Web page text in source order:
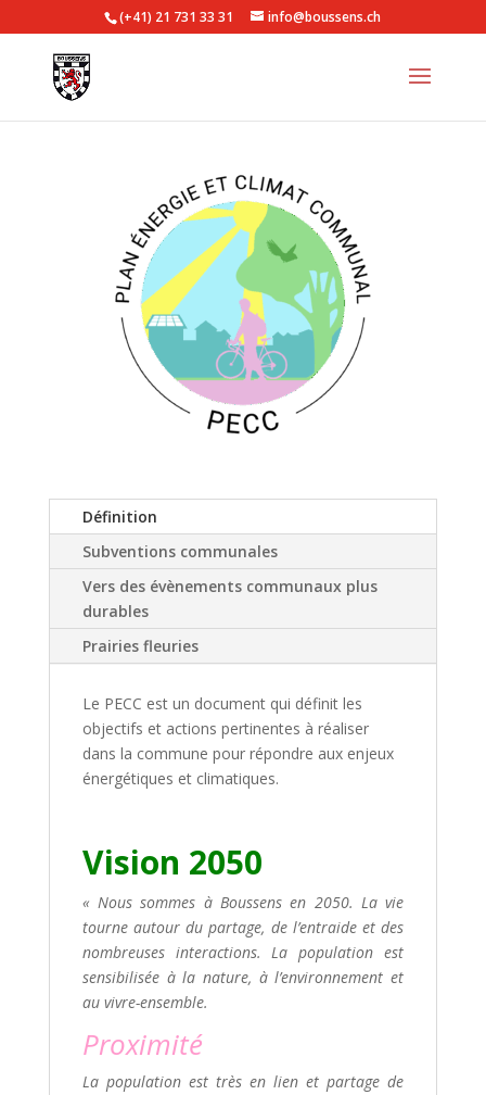
(+41) 21 731 33 31 info@boussens.ch
Définition
Subventions communales
Vers des évènements communaux plus
durables
Prairies fleuries
Le PECC est un document qui définit les
objectifs et actions pertinentes à réaliser
dans la commune pour répondre aux enjeux
énergétiques et climatiques.
Vision 2050
« Nous sommes à Boussens en 2050. La vie
tourne autour du partage, de l’entraide et des
nombreuses interactions. La population est
sensibilisée à la nature, à l’environnement et
au vivre-ensemble.
Proximité
La population est très en lien et partage de